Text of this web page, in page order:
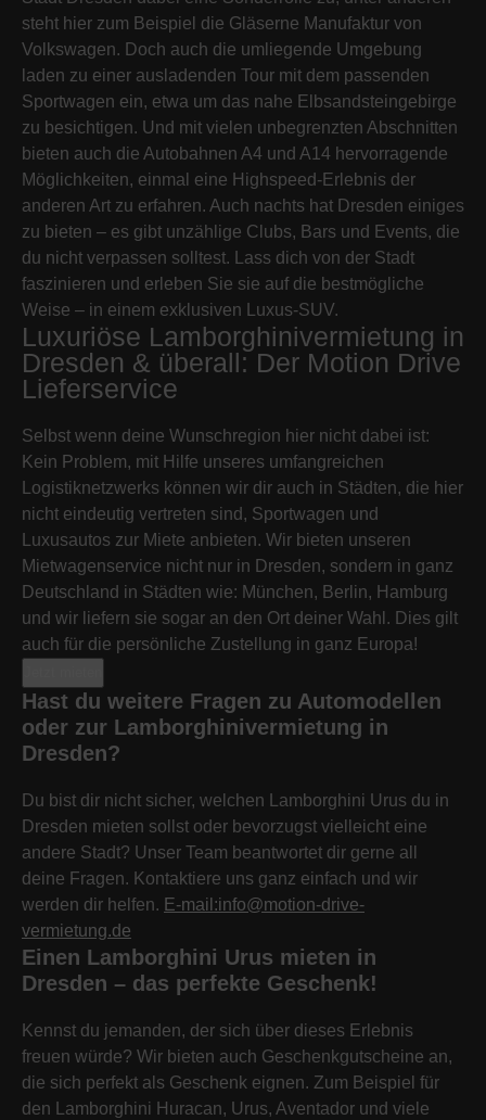
steht hier zum Beispiel die Gläserne Manufaktur von
Volkswagen. Doch auch die umliegende Umgebung
laden zu einer ausladenden Tour mit dem passenden
Sportwagen ein, etwa um das nahe Elbsandsteingebirge
zu besichtigen. Und mit vielen unbegrenzten Abschnitten
bieten auch die Autobahnen A4 und A14 hervorragende
Möglichkeiten, einmal eine Highspeed-Erlebnis der
anderen Art zu erfahren. Auch nachts hat Dresden einiges
zu bieten – es gibt unzählige Clubs, Bars und Events, die
du nicht verpassen solltest. Lass dich von der Stadt
faszinieren und erleben Sie sie auf die bestmögliche
Weise – in einem exklusiven Luxus-SUV.
Luxuriöse Lamborghinivermietung in
Dresden & überall: Der Motion Drive
Lieferservice
Selbst wenn deine Wunschregion hier nicht dabei ist:
Kein Problem, mit Hilfe unseres umfangreichen
Logistiknetzwerks können wir dir auch in Städten, die hier
nicht eindeutig vertreten sind, Sportwagen und
Luxusautos zur Miete anbieten. Wir bieten unseren
Mietwagenservice nicht nur in Dresden, sondern in ganz
Deutschland in Städten wie: München, Berlin, Hamburg
und wir liefern sie sogar an den Ort deiner Wahl. Dies gilt
auch für die persönliche Zustellung in ganz Europa!
Hast du weitere Fragen zu Automodellen
oder zur Lamborghinivermietung in
Dresden?
Du bist dir nicht sicher, welchen Lamborghini Urus du in
Dresden mieten sollst oder bevorzugst vielleicht eine
andere Stadt? Unser Team beantwortet dir gerne all
deine Fragen. Kontaktiere uns ganz einfach und wir
werden dir helfen. E-mail:info@motion-drive-
vermietung.de
Einen Lamborghini Urus mieten in
Dresden – das perfekte Geschenk!
Kennst du jemanden, der sich über dieses Erlebnis
freuen würde? Wir bieten auch Geschenkgutscheine an,
die sich perfekt als Geschenk eignen. Zum Beispiel für
den Lamborghini Huracan, Urus, Aventador und viele